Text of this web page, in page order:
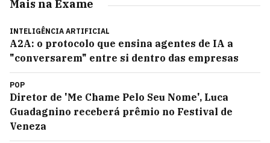
Mais na Exame
INTELIGÊNCIA ARTIFICIAL
A2A: o protocolo que ensina agentes de IA a
"conversarem" entre si dentro das empresas
POP
Diretor de 'Me Chame Pelo Seu Nome', Luca
Guadagnino receberá prêmio no Festival de
Veneza